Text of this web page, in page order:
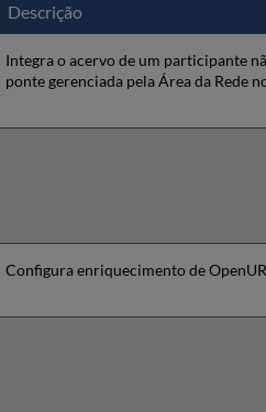
Descrição
Integra o acervo de um participante
ponte gerenciada pela Área da Rede
Configura enriquecimento de